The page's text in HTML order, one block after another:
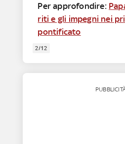
Per approfondire:
riti e gli impegni nei
pontificato
2/12